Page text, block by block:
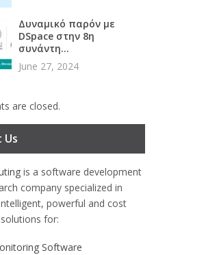
Δυναμικό παρόν με
DSpace στην 8η
συνάντη...
June 27, 2024
are closed.
is a software development
company specialized in
powerful and cost
for:
Software